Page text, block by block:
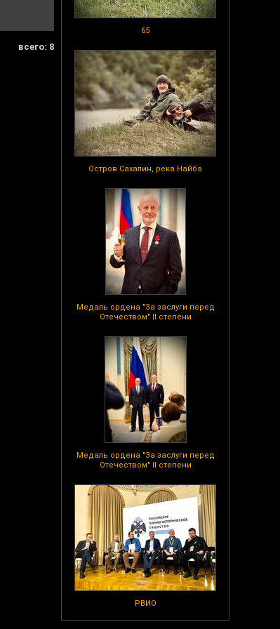
65
Остров Сахалин, река Найба
Медаль ордена "За заслуги перед
Отечеством" II степени
Медаль ордена "За заслуги перед
Отечеством" II степени
РВИО
всего: 8